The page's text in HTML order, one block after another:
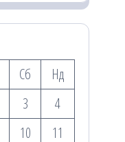
Сб
Нд
3
4
10 11